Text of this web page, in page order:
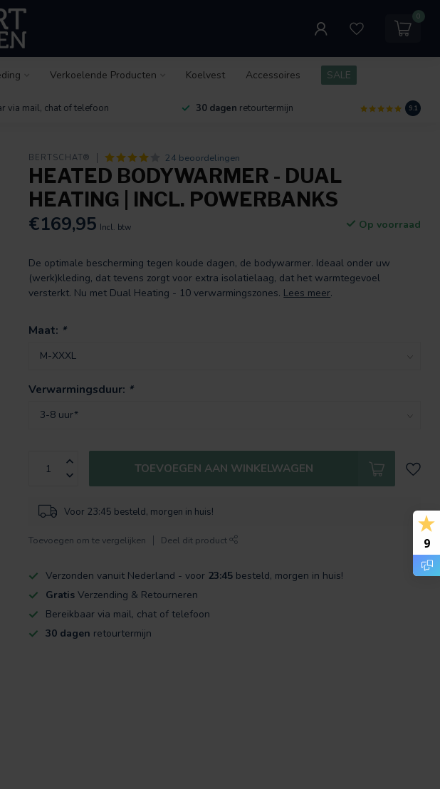
0
Verkoelende Producten Koelvest Accessoires SALE
via mail, chat of telefoon 30 dagen retourtermijn 9.1
BERTSCHAT® 24 beoordelingen
HEATED BODYWARMER - DUAL
HEATING | INCL. POWERBANKS
€169,95 Incl. btw Op voorraad
De optimale bescherming tegen koude dagen, de bodywarmer. Ideaal onder uw
(werk)kleding, dat tevens zorgt voor extra isolatielaag, dat het warmtegevoel
versterkt. Nu met Dual Heating - 10 verwarmingszones. Lees meer.
Maat: *
Verwarmingsduur: *
TOEVOEGEN AAN WINKELWAGEN
Voor 23:45 besteld, morgen in huis!
Toevoegen om te vergelijken Deel dit product
Verzonden vanuit Nederland - voor 23:45 besteld, morgen in huis!
Gratis Verzending & Retourneren
Bereikbaar via mail, chat of telefoon
30 dagen retourtermijn
9